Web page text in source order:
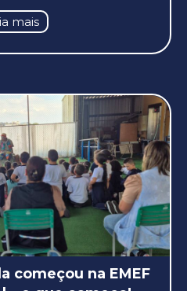
mais
começou na EMEF